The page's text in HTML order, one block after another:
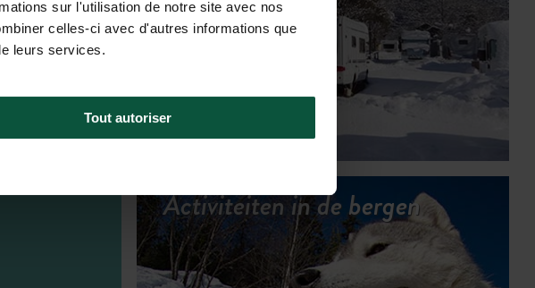
sur l'utilisation de notre site avec nos
celles-ci avec d'autres informations que
leurs services.
Tout autoriser
Activiteiten in de bergen